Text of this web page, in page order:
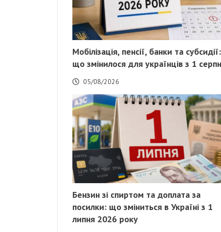
Мобілізація, пенсії, банки та субсидії:
що змінилося для українців з 1
05/08/2026
Бензин зі спиртом та доплата за
посилки: що зміниться в Україні з 1
липня 2026 року